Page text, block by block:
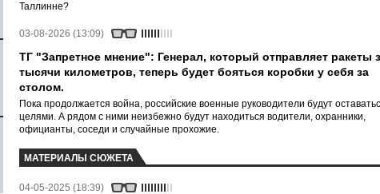
Таллинне?
03-08-2026 (13:09)
ТГ "Запретное мнение": Генерал, который отправляет ракеты
тысячи километров, теперь будет бояться коробки у себя за
столом.
Пока продолжается война, российские военные руководители будут
целями. А рядом с ними неизбежно будут находиться водители, охранники,
официанты, соседи и случайные прохожие.
МАТЕРИАЛЫ СЮЖЕТА
04-05-2025 (18:39)